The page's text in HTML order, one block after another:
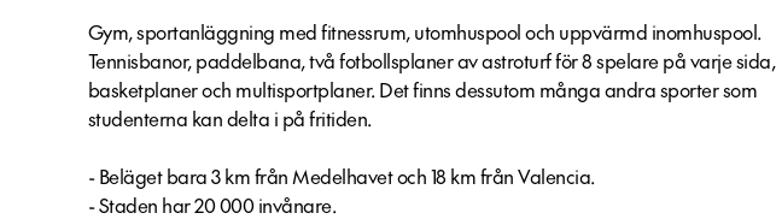
Gym, sportanläggning med fitnessrum, utomhuspool och uppvärmd inomhuspool.
Tennisbanor, paddelbana, två fotbollsplaner av astroturf för 8 spelare på varje sida,
basketplaner och multisportplaner. Det finns dessutom många andra sporter som
studenterna kan delta i på fritiden.
- Beläget bara 3 km från Medelhavet och 18 km från Valencia.
- Staden har 20 000 invånare.